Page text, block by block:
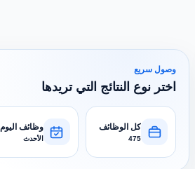
وصول سريع
اختر نوع النتائج التي تريدها
كل الوظائف
475
وظائف اليوم
الأحدث